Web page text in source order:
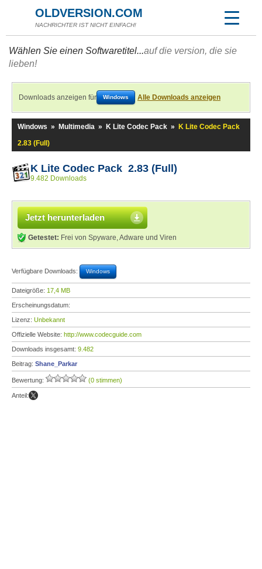
OLDVERSION.COM
NACHRICHTER IST NICHT EINFACH!
Wählen Sie einen Softwaretitel...auf die version, die sie
lieben!
Downloads anzeigen für Windows Alle Downloads anzeigen
Windows » Multimedia » K Lite Codec Pack »
K Lite Codec Pack
2.83 (Full)
K Lite Codec Pack 2.83 (Full)
9.482 Downloads
Jetzt herunterladen
Getestet: Frei von Spyware, Adware und Viren
Verfügbare Downloads: Windows
Dateigröße: 17,4 MB
Erscheinungsdatum:
Lizenz: Unbekannt
Offizielle Website: http://www.codecguide.com
Downloads insgesamt: 9.482
Beitrag: Shane_Parkar
Bewertung: (0 stimmen)
Anteil: